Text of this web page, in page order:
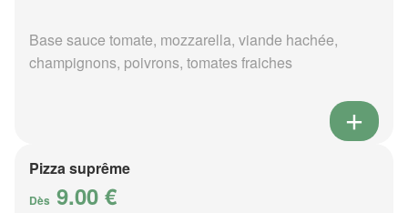
Base sauce tomate, mozzarella, viande hachée,
champignons, poivrons, tomates fraiches
Pizza suprême
Dès 9.00 €